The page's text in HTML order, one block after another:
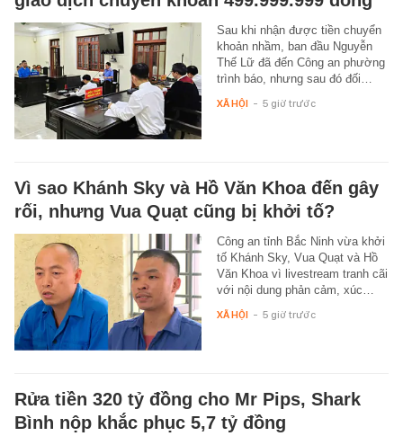
Sau khi nhận được tiền chuyển
khoản nhầm, ban đầu Nguyễn
Thế Lữ đã đến Công an phường
trình báo, nhưng sau đó đối…
XÃ HỘI - 5 giờ trước
Vì sao Khánh Sky và Hồ Văn Khoa đến gây
rối, nhưng Vua Quạt cũng bị khởi tố?
Công an tỉnh Bắc Ninh vừa khởi
tố Khánh Sky, Vua Quạt và Hồ
Văn Khoa vì livestream tranh cãi
với nội dung phản cảm, xúc…
XÃ HỘI - 5 giờ trước
Rửa tiền 320 tỷ đồng cho Mr Pips, Shark
Bình nộp khắc phục 5,7 tỷ đồng